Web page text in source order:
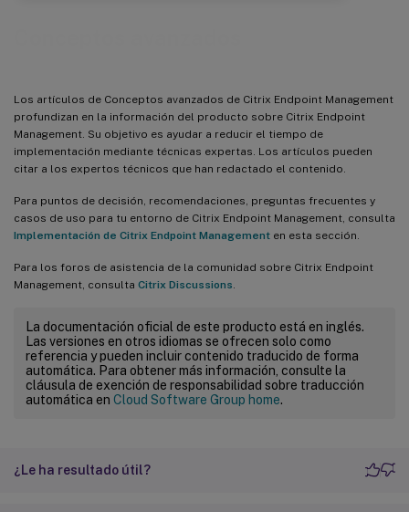
Los artículos de Conceptos avanzados de Citrix Endpoint Management
profundizan en la información del producto sobre Citrix Endpoint
Management. Su objetivo es ayudar a reducir el tiempo de
implementación mediante técnicas expertas. Los artículos pueden
citar a los expertos técnicos que han redactado el contenido.
Para puntos de decisión, recomendaciones, preguntas frecuentes y
casos de uso para tu entorno de Citrix Endpoint Management, consulta
Implementación de Citrix Endpoint Management en esta sección.
Para los foros de asistencia de la comunidad sobre Citrix Endpoint
Management, consulta Citrix Discussions
La documentación oficial de este producto está en inglés.
Las versiones en otros idiomas se ofrecen solo como
referencia y pueden incluir contenido traducido de forma
automática. Para obtener más información, consulte la
cláusula de exención de responsabilidad sobre traducción
automática en Cloud Software Group home.
¿Le ha resultado útil?